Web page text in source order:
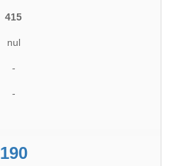
415
nul
-
-
190